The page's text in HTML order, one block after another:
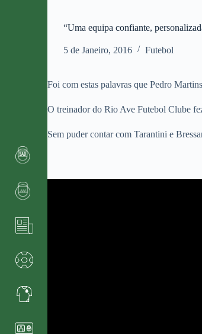
“Uma equipa confiante,
5 de Janeiro, 2016 Futebol
Foi com estas palavras que Pedro
O treinador do Rio Ave Futebol Clube
Sem puder contar com Tarantini e